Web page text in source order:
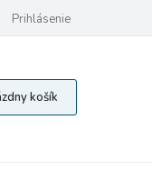
o prístupnosti
Prihlásenie
košík